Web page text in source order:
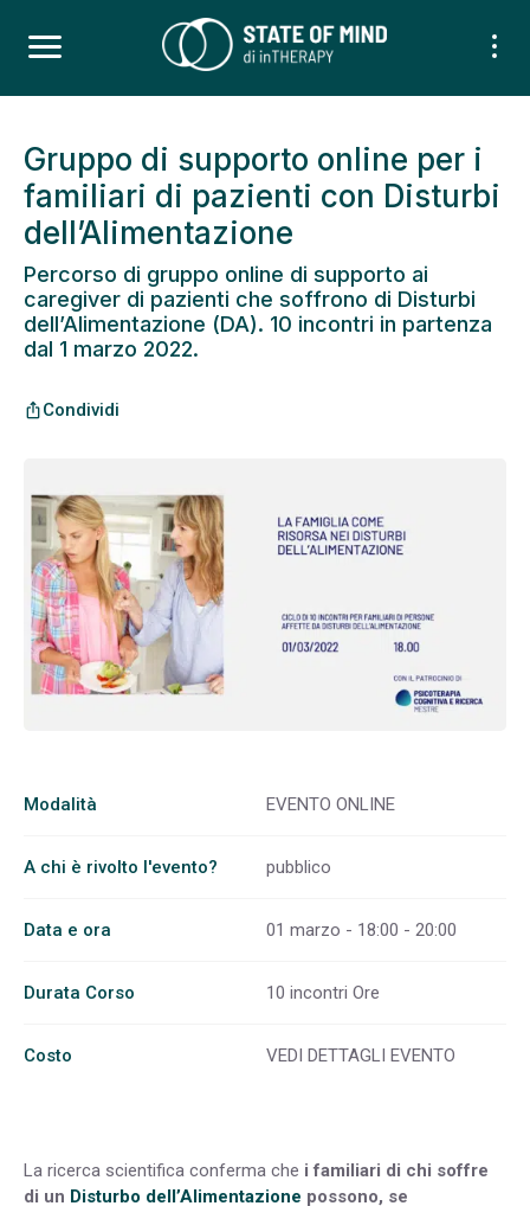
Gruppo di supporto online per i
familiari di pazienti con Disturbi
dell’Alimentazione
Percorso di gruppo online di supporto ai
caregiver di pazienti che soffrono di Disturbi
dell’Alimentazione (DA). 10 incontri in partenza
dal 1 marzo 2022.
ios_shareCondividi
Modalità EVENTO ONLINE
A chi è rivolto l'evento? pubblico
Data e ora 01 marzo - 18:00 - 20:00
Durata Corso 10 incontri Ore
Costo VEDI DETTAGLI EVENTO
La ricerca scientifica conferma che i familiari di chi soffre
di un Disturbo dell’Alimentazione possono, se